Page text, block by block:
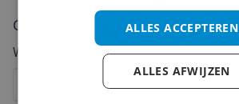
Cijfer
Welk cijfer geef jij dit product?
7
6
5
4
ALLES ACCEPTEREN
ALLES AFWIJZEN